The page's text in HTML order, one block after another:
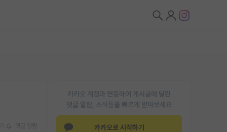
카카오 계정과 연동하여 게시글에 달린
댓글 알람, 소식등을 빠르게 받아보세요
카카오로 시작하기